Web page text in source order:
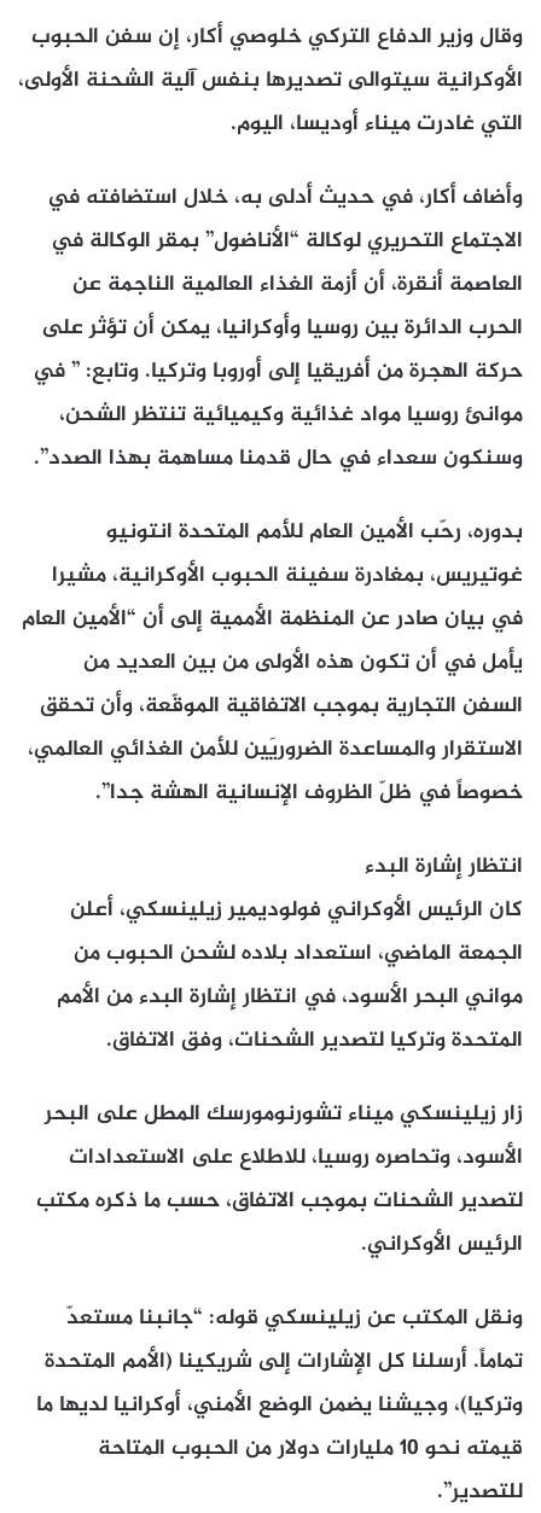
وقال وزير الدفاع التركي خلوصي أكار، إن سفن الحبوب
الأوكرانية سيتوالى تصديرها بنفس آلية الشحنة الأولى،
التي غادرت ميناء أوديسا، اليوم.
وأضاف أكار، في حديث أدلى به، خلال استضافته في
الاجتماع التحريري لوكالة “الأناضول” بمقر الوكالة في
العاصمة أنقرة، أن أزمة الغذاء العالمية الناجمة عن
الحرب الدائرة بين روسيا وأوكرانيا، يمكن أن تؤثر على
حركة الهجرة من أفريقيا إلى أوروبا وتركيا. وتابع: ” في
موانئ روسيا مواد غذائية وكيميائية تنتظر الشحن،
وسنكون سعداء في حال قدمنا ​​مساهمة بهذا الصدد”.
بدوره، رحّب الأمين العام للأمم المتحدة انتونيو
غوتيريس، بمغادرة سفينة الحبوب الأوكرانية، مشيرا
في بيان صادر عن المنظمة الأممية إلى أن “الأمين العام
يأمل في أن تكون هذه الأولى من بين العديد من
السفن التجارية بموجب الاتفاقية الموقّعة، وأن تحقق
الاستقرار والمساعدة الضروريَين للأمن الغذائي العالمي،
خصوصاً في ظلّ الظروف الإنسانية الهشة جدا”.
انتظار إشارة البدء
كان الرئيس الأوكراني فولوديمير زيلينسكي، أعلن
الجمعة الماضي، استعداد بلاده لشحن الحبوب من
مواني البحر الأسود، في انتظار إشارة البدء من الأمم
المتحدة وتركيا لتصدير الشحنات، وفق الاتفاق.
زار زيلينسكي ميناء تشورنومورسك المطل على البحر
الأسود، وتحاصره روسيا، للاطلاع على الاستعدادات
لتصدير الشحنات بموجب الاتفاق، حسب ما ذكره مكتب
الرئيس الأوكراني.
ونقل المكتب عن زيلينسكي قوله: “جانبنا مستعدّ
تماماً. أرسلنا كل الإشارات إلى شريكينا (الأمم المتحدة
وتركيا)، وجيشنا يضمن الوضع الأمني، أوكرانيا لديها ما
قيمته نحو 10 مليارات دولار من الحبوب المتاحة
للتصدير”.